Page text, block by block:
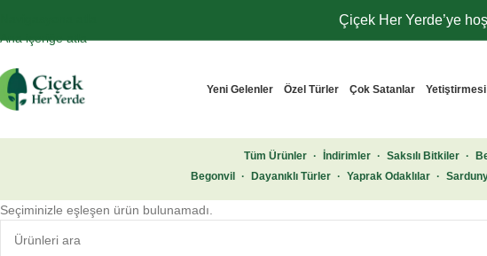
Ana içeriğe atla
Çiçek Her Yerde’ye
Yeni Gelenler Özel Türler Çok Satanlar
Tüm Ürünler · İndirimler · Saksılı Bitkiler ·
Begonvil
· Dayanıklı Türler · Yaprak Odaklılar ·
Seçiminizle eşleşen ürün bulunamadı.